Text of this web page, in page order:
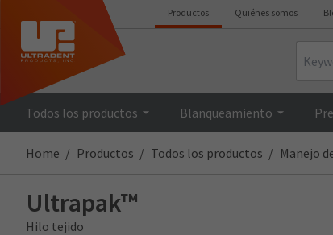
Productos Quiénes somos
Todos los productos Blanqueamiento
Home Productos Todos los productos Manejo
Ultrapak™
Hilo tejido